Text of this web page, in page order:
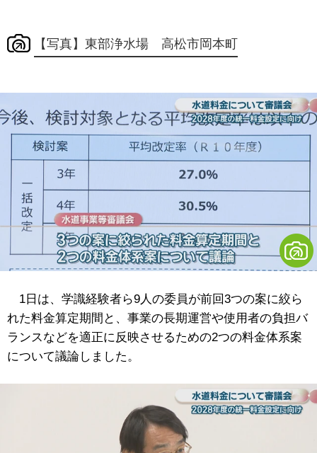
【写真】東部浄水場 高松市岡本町
1日は、学識経験者ら9人の委員が前回3つの案に絞ら
れた料金算定期間と、事業の長期運営や使用者の負担バ
ランスなどを適正に反映させるための2つの料金体系案
について議論しました。